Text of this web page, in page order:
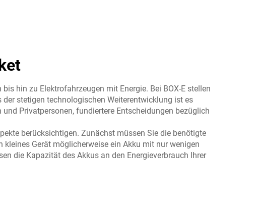
hin zu Elektrofahrzeugen mit Energie. Bei BOX-E stellen
stetigen technologischen Weiterentwicklung ist es
Privatpersonen, fundiertere Entscheidungen bezüglich
berücksichtigen. Zunächst müssen Sie die benötigte
Gerät möglicherweise ein Akku mit nur wenigen
die Kapazität des Akkus an den Energieverbrauch Ihrer